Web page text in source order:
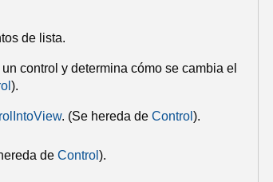
de lista.
control y determina cómo se cambia el
).
. (Se hereda de Control ).
de Control ).